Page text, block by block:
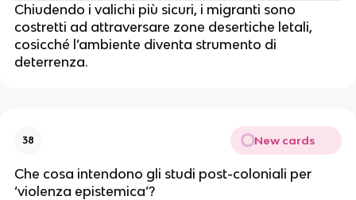
Chiudendo i valichi più sicuri, i migranti sono
costretti ad attraversare zone desertiche letali,
cosicché l’ambiente diventa strumento di
deterrenza.
38 New cards
Che cosa intendono gli studi post-coloniali per
‘violenza epistemica’?